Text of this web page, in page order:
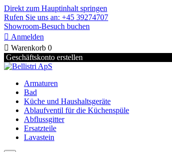
Direkt zum Hauptinhalt springen
Rufen Sie uns an: +45 39274707
Showroom-Besuch buchen
 Anmelden
 Warenkorb 0
Geschäftskonto erstellen
Armaturen
Bad
Küche und Haushaltsgeräte
Ablaufventil für die Küchenspüle
Abflussgitter
Ersatzteile
Lavastein